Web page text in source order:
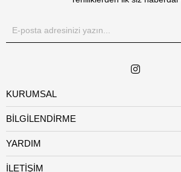
KURUMSAL
BİLGİLENDİRME
YARDIM
İLETİŞİM